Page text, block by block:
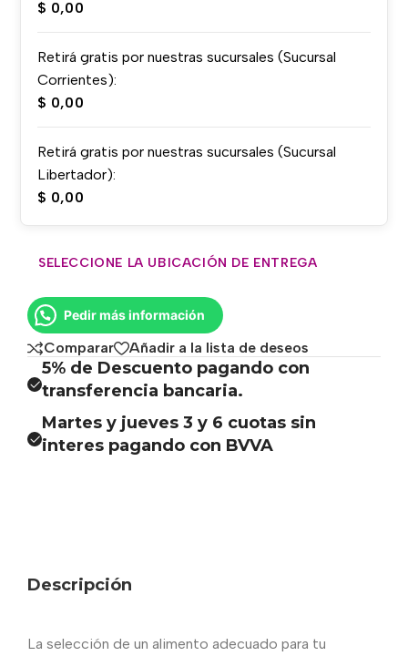
$ 0,00
Retirá gratis por nuestras sucursales (Sucursal
Corrientes):
$ 0,00
Retirá gratis por nuestras sucursales (Sucursal
Libertador):
$ 0,00
SELECCIONE LA UBICACIÓN DE ENTREGA
Pedir más información
Comparar Añadir a la lista de deseos
5% de Descuento pagando con
transferencia bancaria.
Martes y jueves 3 y 6 cuotas sin
interes pagando con BVVA
Descripción
La selección de un alimento adecuado para tu